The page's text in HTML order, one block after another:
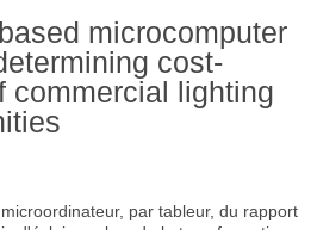
microcomputer
cost-
commercial lighting
par tableur, du rapport